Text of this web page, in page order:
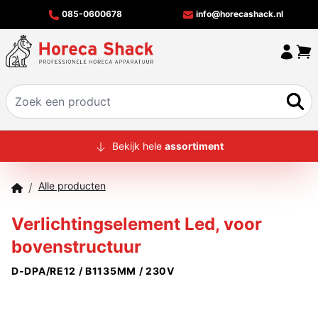
085-0600678 info@horecashack.nl
HOME
MERKEN
OFFERTECHECKER
CONTACT
Bekijk hele assortiment
/ Alle producten
Verlichtingselement Led, voor
bovenstructuur
D-DPA/RE12 / B1135MM / 230V